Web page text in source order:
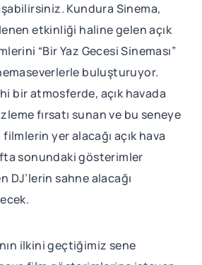
Kundura Sinema,
etkinliği haline gelen açık
“Bir Yaz Gecesi Sineması”
buluşturuyor.
bir atmosferde, açık havada
fırsatı sunan ve bu seneye
yer alacağı açık hava
sonundaki gösterimler
DJ’lerin sahne alacağı
ilkini geçtiğimiz sene